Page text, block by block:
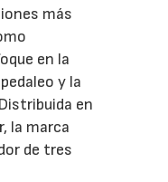
más
en la
y la
en
la marca
de tres